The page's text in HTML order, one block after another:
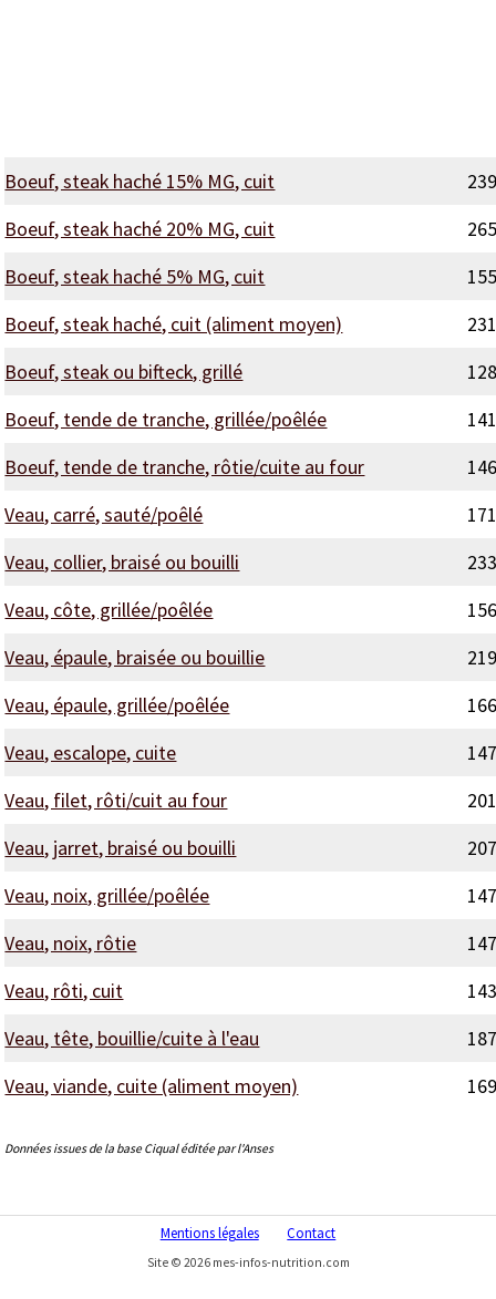
Boeuf, steak haché 15% MG, cuit
239
Boeuf, steak haché 20% MG, cuit
265
Boeuf, steak haché 5% MG, cuit
155
Boeuf, steak haché, cuit (aliment moyen)
231
Boeuf, steak ou bifteck, grillé
128
Boeuf, tende de tranche, grillée/poêlée
141
Boeuf, tende de tranche, rôtie/cuite au four
146
Veau, carré, sauté/poêlé
171
Veau, collier, braisé ou bouilli
233
Veau, côte, grillée/poêlée
156
Veau, épaule, braisée ou bouillie
219
Veau, épaule, grillée/poêlée
166
Veau, escalope, cuite
147
Veau, filet, rôti/cuit au four
201
Veau, jarret, braisé ou bouilli
207
Veau, noix, grillée/poêlée
147
Veau, noix, rôtie
147
Veau, rôti, cuit
143
Veau, tête, bouillie/cuite à l'eau
187
Veau, viande, cuite (aliment moyen)
169
Données issues de la base Ciqual éditée par l'Anses
Mentions légales Contact
Site © 2026 mes-infos-nutrition.com